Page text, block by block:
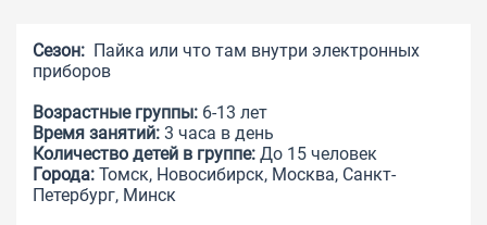
Сезон: Пайка или что там внутри электронных
приборов
Возрастные группы: 6-13 лет
Время занятий: 3 часа в день
Количество детей в группе: До 15 человек
Города: Томск, Новосибирск, Москва, Санкт-
Петербург, Минск